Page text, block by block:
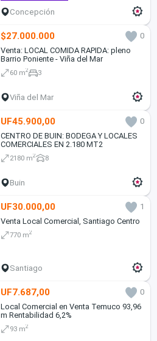
Concepción
$27.000.000
0
Venta: LOCAL COMIDA RAPIDA: pleno
Barrio Poniente - Viña del Mar
60 m2 3
Viña del Mar
UF45.900,00
0
CENTRO DE BUIN: BODEGA Y LOCALES
COMERCIALES EN 2.180 MT2
2180 m2 8
Buin
UF30.000,00
1
Venta Local Comercial, Santiago Centro
770 m2
Santiago
UF7.687,00
0
Local Comercial en Venta Temuco 93,96
m Rentabilidad 6,2%
93 m2